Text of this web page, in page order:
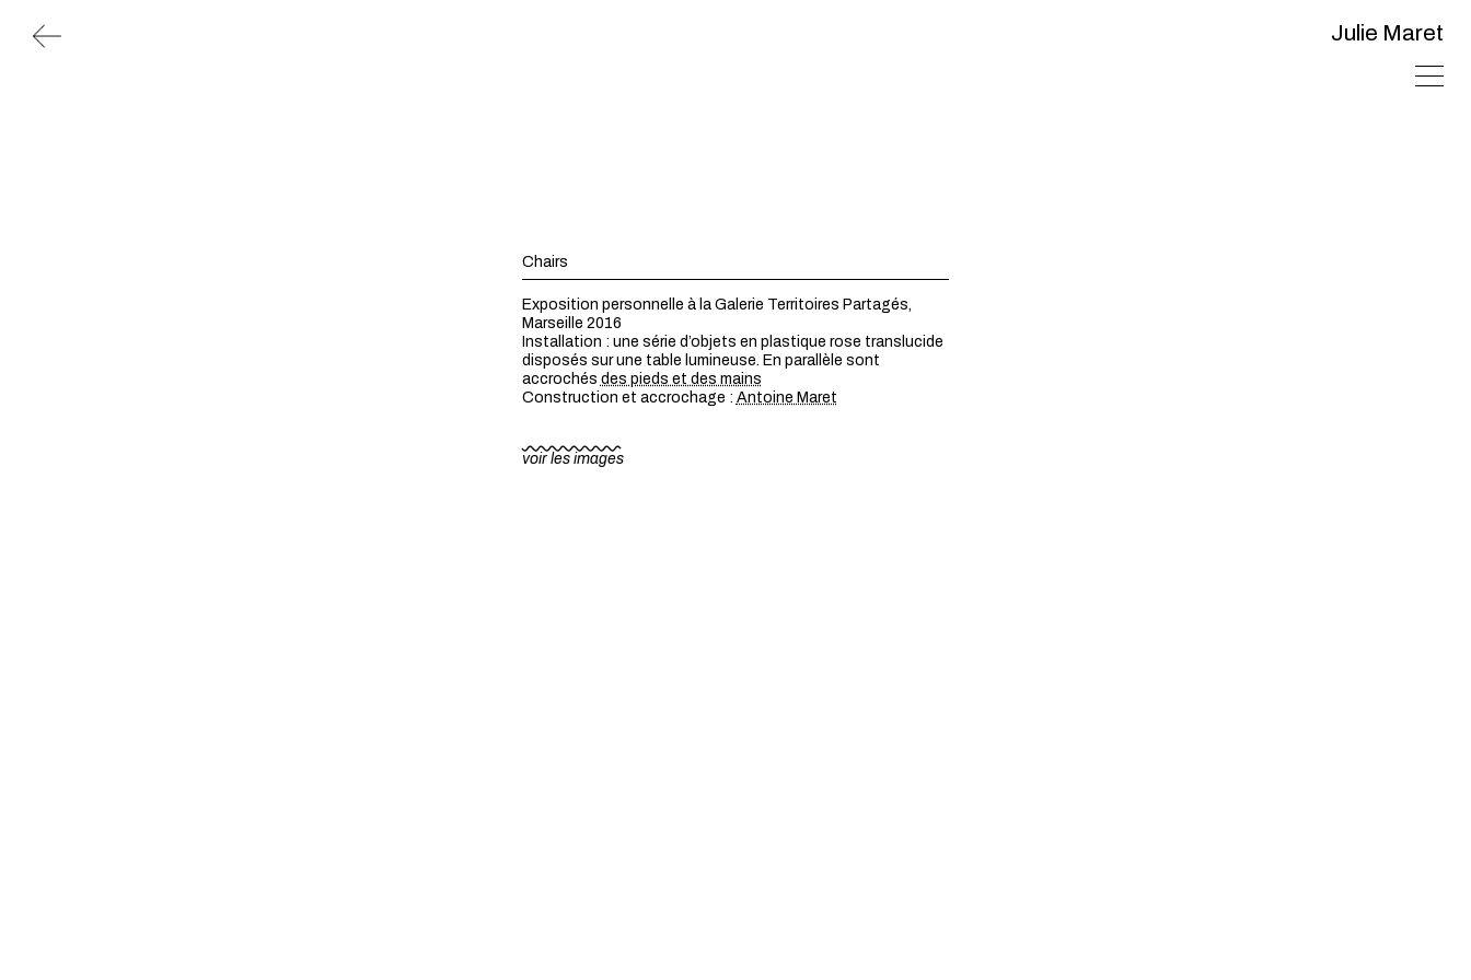
Julie Maret
Chairs
Exposition personnelle à la Galerie Territoires Partagés,
Marseille 2016
Installation : une série d’objets en plastique rose translucide
disposés sur une table lumineuse. En parallèle sont
accrochés des pieds et des mains
Construction et accrochage : Antoine Maret
voir les images